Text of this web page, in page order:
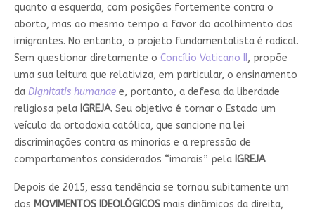
quanto a esquerda, com posições fortemente contra o
aborto, mas ao mesmo tempo a favor do acolhimento dos
imigrantes. No entanto, o projeto fundamentalista é radical.
Sem questionar diretamente o Concílio Vaticano II , propõe
uma sua leitura que relativiza, em particular, o ensinamento
da Dignitatis humanaee, portanto, a defesa da liberdade
religiosa pela IGREJA. Seu objetivo é tornar o Estado um
veículo da ortodoxia católica, que sancione na lei
discriminações contra as minorias e a repressão de
comportamentos considerados “imorais” pela IGREJA.
Depois de 2015, essa tendência se tornou subitamente um
dos MOVIMENTOS IDEOLÓGICOSmais dinâmicos da direita,